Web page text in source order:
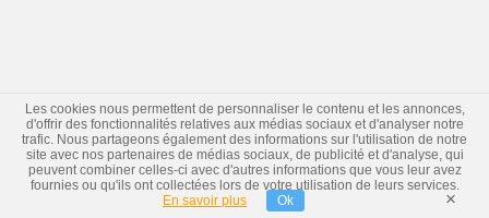
Les cookies nous permettent de personnaliser le contenu et les annonces,
d'offrir des fonctionnalités relatives aux médias sociaux et d'analyser notre
trafic. Nous partageons également des informations sur l'utilisation de notre
site avec nos partenaires de médias sociaux, de publicité et d'analyse, qui
peuvent combiner celles-ci avec d'autres informations que vous leur avez
fournies ou qu'ils ont collectées lors de votre utilisation de leurs services.
En savoir plus
Ok ×